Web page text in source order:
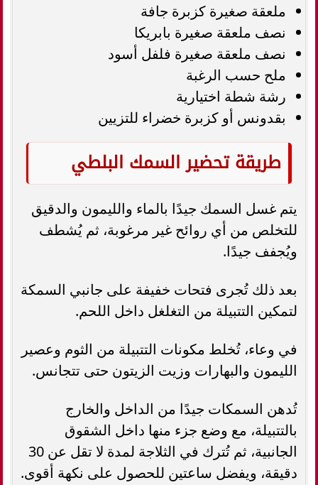
ملعقة صغيرة كزبرة جافة
نصف ملعقة صغيرة بابريكا
نصف ملعقة صغيرة فلفل أسود
ملح حسب الرغبة
رشة شطة اختيارية
بقدونس أو كزبرة خضراء للتزيين
طريقة تحضير السمك البلطي
يتم غسل السمك جيدًا بالماء والليمون والدقيق
للتخلص من أي روائح غير مرغوبة، ثم يُشطف
ويُجفف جيدًا.
بعد ذلك تُجرى فتحات خفيفة على جانبي السمكة
لتمكين التتبيلة من التغلغل داخل اللحم.
في وعاء، تُخلط مكونات التتبيلة من الثوم وعصير
الليمون والبهارات وزيت الزيتون حتى تتجانس.
تُدهن السمكات جيدًا من الداخل والخارج
بالتتبيلة، مع وضع جزء منها داخل الشقوق
الجانبية، ثم تُترك في الثلاجة لمدة لا تقل عن 30
دقيقة، ويفضل ساعتين للحصول على نكهة أقوى.